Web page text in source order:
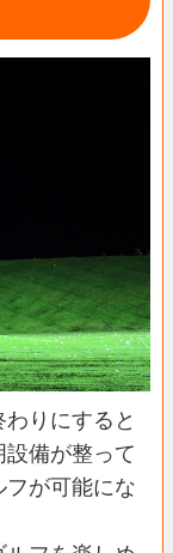
りにすると
備が整って
が可能にな